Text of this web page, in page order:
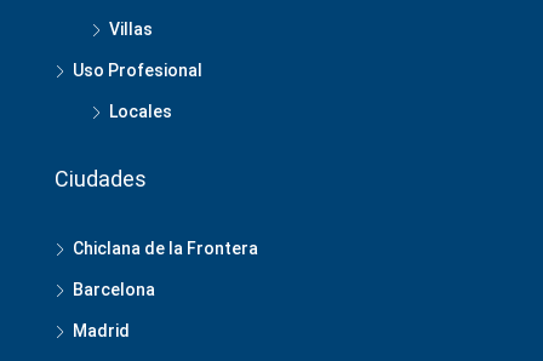
Villas
Uso Profesional
Locales
Ciudades
Chiclana de la Frontera
Barcelona
Madrid